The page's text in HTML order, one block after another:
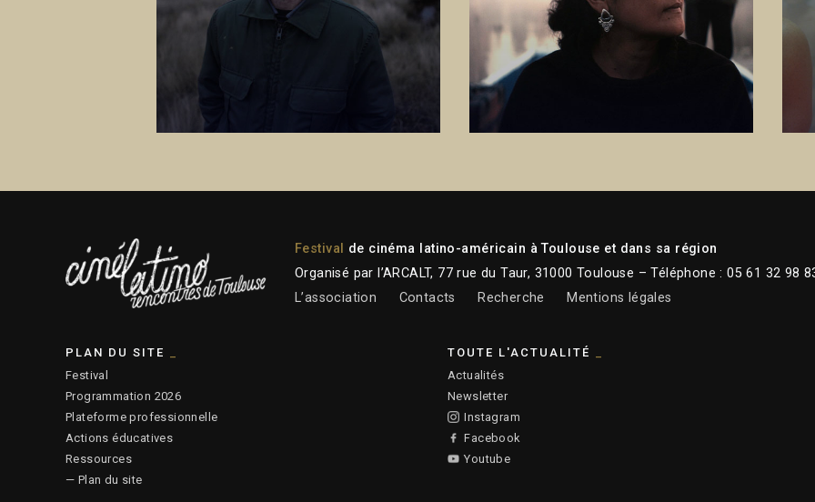
Festival
de cinéma latino-américain à Toulouse et dans sa région
Organisé par l’ARCALT, 77 rue du Taur, 31000 Toulouse – Téléphone : 05 61 32 98
L’association
Contacts Recherche Mentions légales
PLAN DU SITE
Festival
Programmation 2026
Plateforme professionnelle
Actions éducatives
Ressources
— Plan du site
TOUTE L'ACTUALITÉ
Actualités
Newsletter
Instagram
Facebook
Youtube